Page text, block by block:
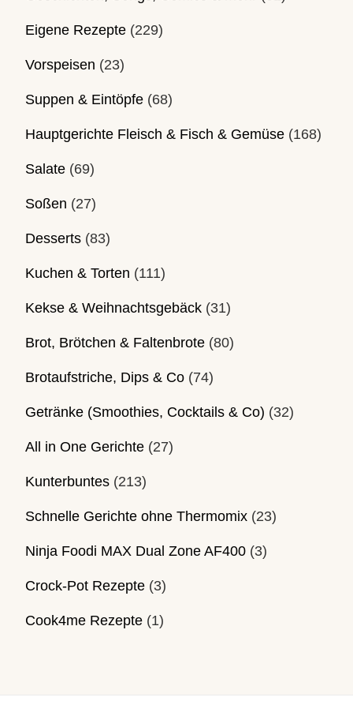
Eigene Rezepte (229)
Vorspeisen (23)
Suppen & Eintöpfe (68)
Hauptgerichte Fleisch & Fisch & Gemüse (168)
Salate (69)
Soßen (27)
Desserts (83)
Kuchen & Torten (111)
Kekse & Weihnachtsgebäck (31)
Brot, Brötchen & Faltenbrote (80)
Brotaufstriche, Dips & Co (74)
Getränke (Smoothies, Cocktails & Co) (32)
All in One Gerichte (27)
Kunterbuntes (213)
Schnelle Gerichte ohne Thermomix (23)
Ninja Foodi MAX Dual Zone AF400 (3)
Crock-Pot Rezepte (3)
Cook4me Rezepte (1)